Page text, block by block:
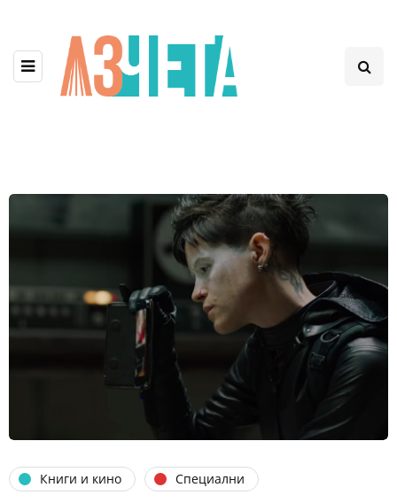
Книги и кино Специални